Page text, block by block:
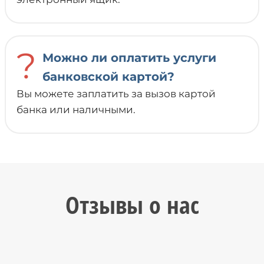
?
Можно ли оплатить услуги
банковской картой?
Вы можете заплатить за вызов картой
банка или наличными.
Отзывы о нас